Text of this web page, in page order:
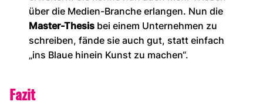
über die Medien-Branche erlangen. Nun die
Master-Thesis bei einem Unternehmen zu
schreiben, fände sie auch gut, statt einfach
„ins Blaue hinein Kunst zu machen“.
Fazit